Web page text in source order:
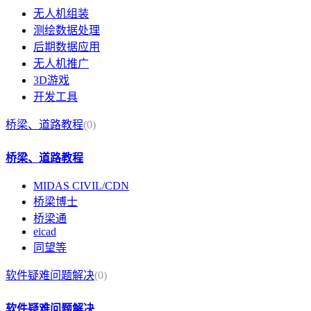
无人机组装
测绘数据处理
后期数据应用
无人机推广
3D游戏
开发工具
桥梁、道路教程(0)
桥梁、道路教程
MIDAS CIVIL/CDN
桥梁博士
桥梁通
eicad
同望等
软件疑难问题解决(0)